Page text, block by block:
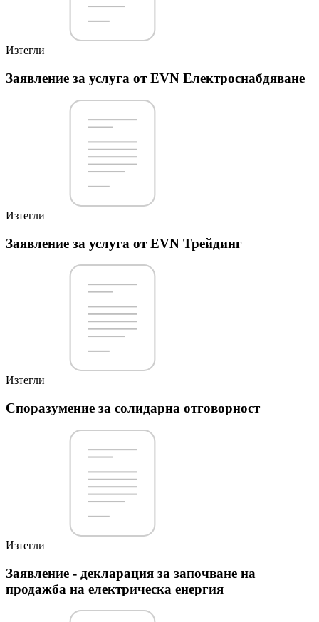
Изтегли
Заявление за услуга от EVN Електроснабдяване
Изтегли
Заявление за услуга от EVN Трейдинг
Изтегли
Споразумение за солидарна отговорност
Изтегли
Заявление - декларация за започване на
продажба на електрическа енергия